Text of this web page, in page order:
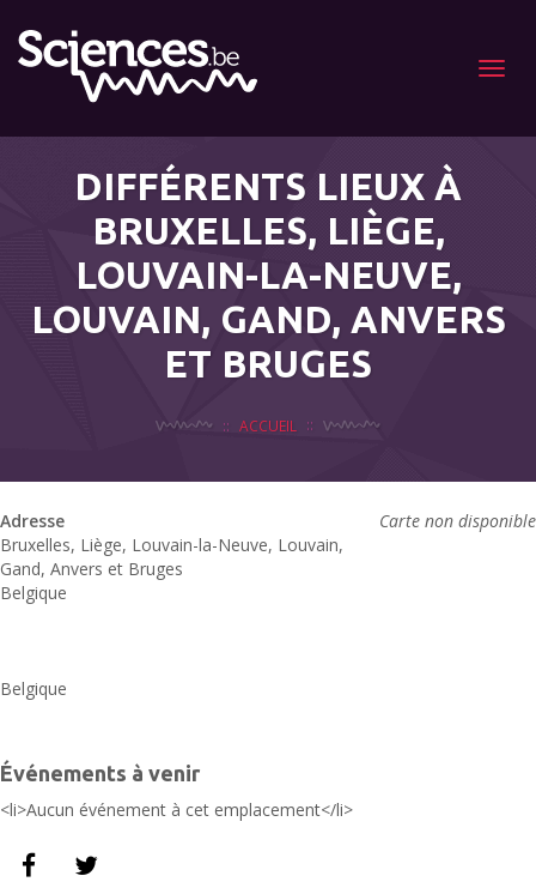
Menu
DIFFÉRENTS LIEUX À
BRUXELLES, LIÈGE,
LOUVAIN-LA-NEUVE,
LOUVAIN, GAND, ANVERS
ET BRUGES
ACCUEIL
Carte non disponible
Adresse
Bruxelles, Liège, Louvain-la-Neuve, Louvain,
Gand, Anvers et Bruges
Belgique
Belgique
Événements à venir
<li>Aucun événement à cet emplacement</li>